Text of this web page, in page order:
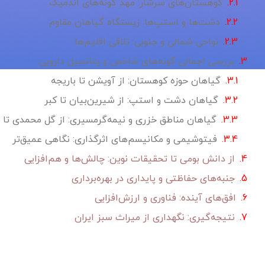
کوهستان‌های سرشار: مهد گونه‌های اندمیک
دشت‌ها و استپ‌ها: زیستگاه گیاهان مقاوم
نواحی شمالی و جنوبی: تلاقی اقلیم‌ها
بررسی اجمالی گونه‌های شاخص و پتانسیل دارویی
گیاهان حوزه کوهستان: از آویشن تا باریجه
گیاهان دشت و استپ: از شیرین‌بیان تا کبر
گیاهان مناطق خزری و نیمه‌گرمسیری: از گل محمدی تا
فیتوشیمی و مکانیسم‌های اثرگذاری: نگاهی عمیق‌تر
از دانش بومی تا تحقیقات نوین: چالش‌ها و هم‌افزایی
جنبه‌های حفاظتی و پایداری در بهره‌برداری
افق‌های آینده: فناوری و ارزش‌افزایی
نتیجه‌گیری: نگهداری از میراث سبز ایران